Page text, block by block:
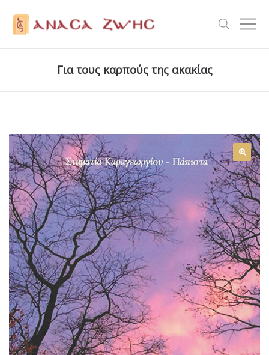
Για τους καρπούς της ακακίας